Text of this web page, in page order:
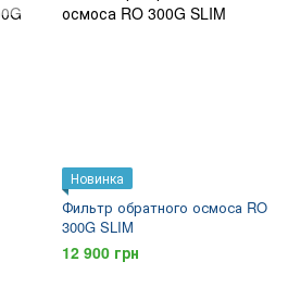
Новинка
Фильтр обратного осмоса RO
300G SLIM
12 900 грн